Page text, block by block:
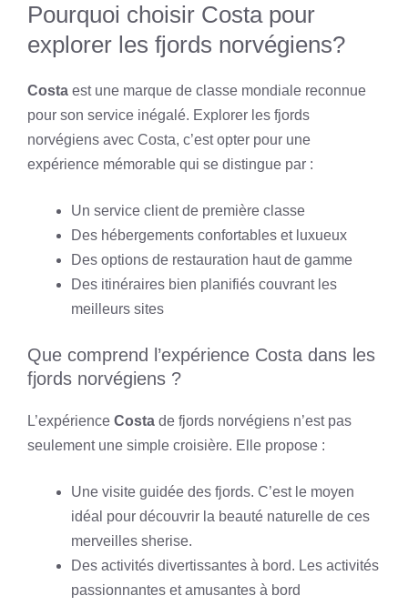
Pourquoi choisir Costa pour
explorer les fjords norvégiens?
Costa est une marque de classe mondiale reconnue
pour son service inégalé. Explorer les fjords
norvégiens avec Costa, c’est opter pour une
expérience mémorable qui se distingue par :
Un service client de première classe
Des hébergements confortables et luxueux
Des options de restauration haut de gamme
Des itinéraires bien planifiés couvrant les
meilleurs sites
Que comprend l’expérience Costa dans les
fjords norvégiens ?
L’expérience Costa de fjords norvégiens n’est pas
seulement une simple croisière. Elle propose :
Une visite guidée des fjords. C’est le moyen
idéal pour découvrir la beauté naturelle de ces
merveilles sherise.
Des activités divertissantes à bord. Les activités
passionnantes et amusantes à bord